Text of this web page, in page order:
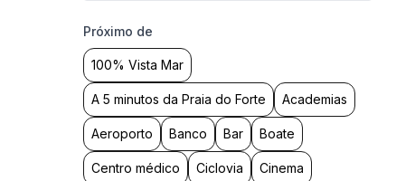
Próximo de
100% Vista Mar
A 5 minutos da Praia do Forte Academias
Aeroporto Banco Bar Boate
Centro médico Ciclovia Cinema